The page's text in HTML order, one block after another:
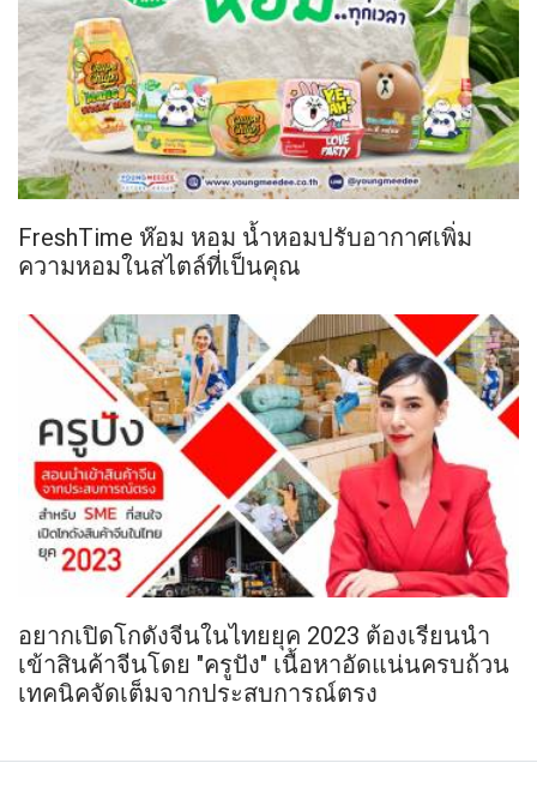
FreshTime ห๊อม หอม น้ำหอมปรับอากาศเพิ่ม
ความหอมในสไตล์ที่เป็นคุณ
อยากเปิดโกดังจีนในไทยยุค 2023 ต้องเรียนนำ
เข้าสินค้าจีนโดย "ครูปัง" เนื้อหาอัดแน่นครบถ้วน
เทคนิคจัดเต็มจากประสบการณ์ตรง